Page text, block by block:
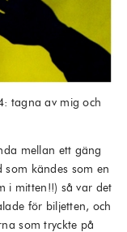
tagna av mig och
mellan ett gäng
som kändes som en
i mitten!!) så var det
för biljetten, och
som tryckte på